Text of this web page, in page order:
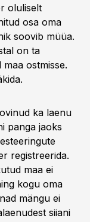
oluliselt
osa oma
soovib müüa.
on ta
ostmisse.
ka laenu
panga jaoks
registreerida.
maa ei
kogu oma
mängu ei
siiani